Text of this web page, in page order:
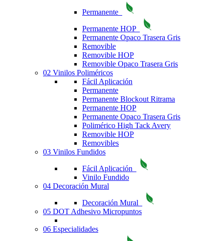
Permanente
Permanente HOP
Permanente Opaco Trasera Gris
Removible
Removible HOP
Removible Opaco Trasera Gris
02 Vinilos Poliméricos
Fácil Aplicación
Permanente
Permanente Blockout Ritrama
Permanente HOP
Permanente Opaco Trasera Gris
Polimérico High Tack Avery
Removible HOP
Removibles
03 Vinilos Fundidos
Fácil Aplicación
Vinilo Fundido
04 Decoración Mural
Decoración Mural
05 DOT Adhesivo Micropuntos
06 Especialidades